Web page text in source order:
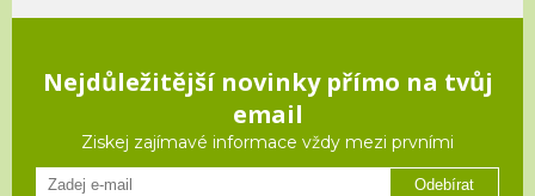
Nejdůležitější novinky přímo na tvůj
email
Ziskej zajímavé informace vždy mezi prvními
Odebírat